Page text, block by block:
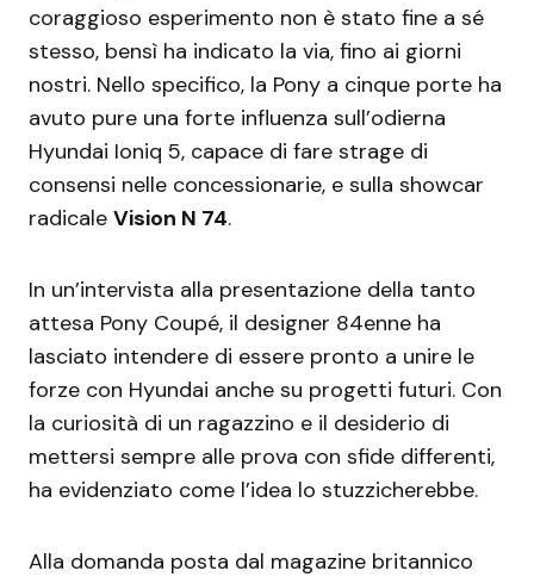
coraggioso esperimento non è stato fine a sé
stesso, bensì ha indicato la via, fino ai giorni
nostri. Nello specifico, la Pony a cinque porte ha
avuto pure una forte influenza sull’odierna
Hyundai Ioniq 5, capace di fare strage di
consensi nelle concessionarie, e sulla showcar
radicale Vision N 74.
In un’intervista alla presentazione della tanto
attesa Pony Coupé, il designer 84enne ha
lasciato intendere di essere pronto a unire le
forze con Hyundai anche su progetti futuri. Con
la curiosità di un ragazzino e il desiderio di
mettersi sempre alle prova con sfide differenti,
ha evidenziato come l’idea lo stuzzicherebbe.
Alla domanda posta dal magazine britannico